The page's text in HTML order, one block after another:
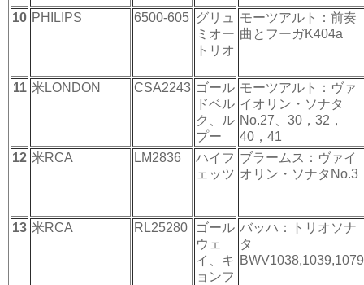
10 PHILIPS 6500-605 グリュ
ミオー
トリオ
モーツアルト：前奏
曲とフーガK404a
11 米LONDON CSA2243 ゴール
ドベル
ク、ル
プー
モーツアルト：ヴァ
イオリン・ソナタ
No.27、30，32，
40，41
12 米RCA LM2836
ハイフ
ェッツ
ブラームス：ヴァイ
オリン・ソナタNo.3
13 米RCA RL25280
ゴール
ウェ
イ、キ
ョンフ
バッハ：トリオソナ
タ
BWV1038,1039,1079